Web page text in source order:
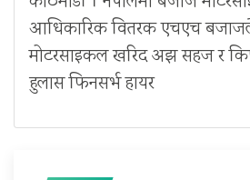
आधिकारिक वितरक एचएच
मोटरसाइकल खरिद अझ सहज र
हुलास फिनसर्भ हायर